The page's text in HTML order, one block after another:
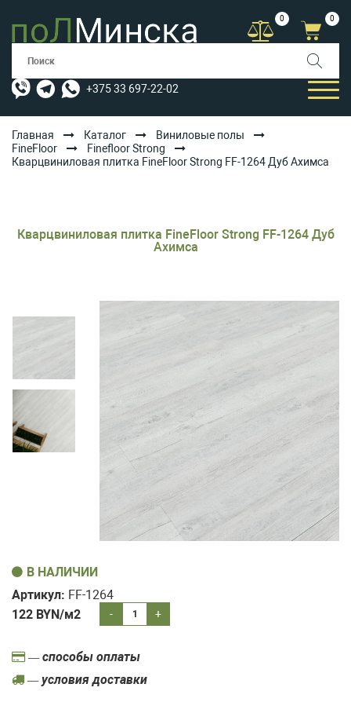
+375 33 697-22-02
КАТАЛОГ
0 0
Главная Каталог
Виниловые полы
FineFloor
Finefloor Strong
Кварцвиниловая плитка FineFloor Strong FF-1264 Дуб Ахимса
Кварцвиниловая плитка FineFloor Strong FF-1264 Дуб
Ахимса
В НАЛИЧИИ
Артикул: FF-1264
122 BYN/м2 - +
— способы оплаты
— условия доставки